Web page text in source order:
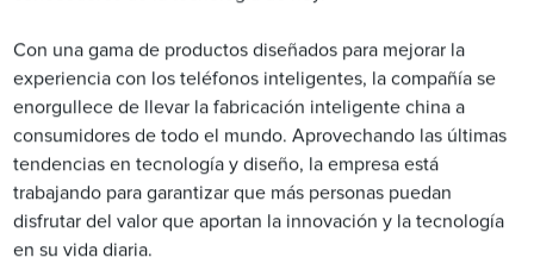
Con una gama de productos diseñados para mejorar la
experiencia con los teléfonos inteligentes, la compañía se
enorgullece de llevar la fabricación inteligente china a
consumidores de todo el mundo. Aprovechando las últimas
tendencias en tecnología y diseño, la empresa está
trabajando para garantizar que más personas puedan
disfrutar del valor que aportan la innovación y la tecnología
en su vida diaria.